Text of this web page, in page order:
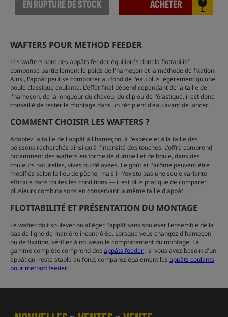
EN RUPTURE DE STOCK ACHETER
WAFTERS POUR METHOD FEEDER
Les wafters sont des appâts feeder équilibrés dont la flottabilité
compense partiellement le poids de l'hameçon et la méthode de fixation.
Ainsi, l'appât peut se comporter au fond de l'eau plus légèrement qu'une
boule classique coulante. L'effet final dépend cependant de la taille de
l'hameçon, de la longueur du cheveu, du clip ou de l'élastique, il est donc
conseillé de tester le montage dans un récipient d'eau avant de lancer.
COMMENT CHOISIR LES WAFTERS ?
Adaptez la taille de l'appât à l'hameçon, à l'espèce et à la taille des
poissons recherchés ainsi qu'à l'intensité des touches. L'offre comprend
notamment des wafters en forme de dumbell et de boule, dans des
couleurs naturelles, vives ou délavées. Le goût et l'arôme peuvent être
modifiés selon le lieu de pêche, mais il n'existe pas une seule variante
efficace dans toutes les conditions — il est plus pratique de comparer
plusieurs combinaisons en conservant la même taille d'appât.
FLOTTABILITÉ ET PRÉSENTATION DU MONTAGE
Le wafter doit soulever ou alléger l'appât sans soulever l'ensemble de la
bas de ligne de manière incontrôlée. Lorsque vous changez d'hameçon
ou de fixation, vérifiez à nouveau le comportement du montage. La
gamme complète comprend des appâts feeder ; si vous avez besoin d'un
appât qui reste stable au fond, comparez également les appâts coulants
pour method feeder.